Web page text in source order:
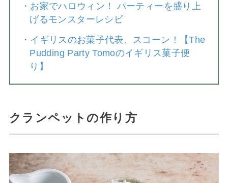
・ お家でハロウィン！ パーティーを盛り上
げるモンスターレシピ
・ イギリスのお菓子代表、スコーン！【The
Pudding Party Tomoのイギリス菓子便
り】
クランペットの作り方